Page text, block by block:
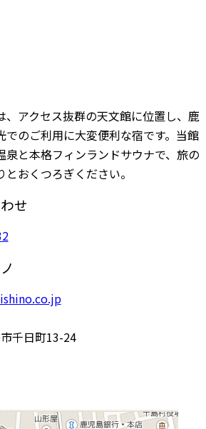
、アクセス抜群の天文館に位置し、鹿
でのご利用に大変便利な宿です。当館
泉と本格フィンランドサウナで、旅の
おくつろぎください。
せ
pj.oc
.onih
千日町13-24